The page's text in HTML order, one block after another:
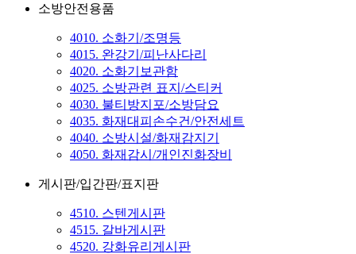
소방안전용품
4010. 소화기/조명등
4015. 완강기/피난사다리
4020. 소화기보관함
4025. 소방관련 표지/스티커
4030. 불티방지포/소방담요
4035. 화재대피손수건/안전세트
4040. 소방시설/화재감지기
4050. 화재감시/개인진화장비
게시판/입간판/표지판
4510. 스텐게시판
4515. 갈바게시판
4520. 강화유리게시판